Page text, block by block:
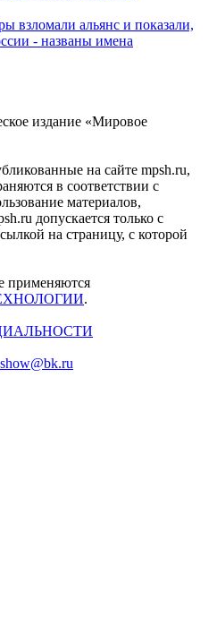
взломали альянс и показали,
- названы имена
издание «Мировое
на сайте mpsh.ru,
в соответствии с
материалов,
допускается только с
на страницу, с которой
применяются
.